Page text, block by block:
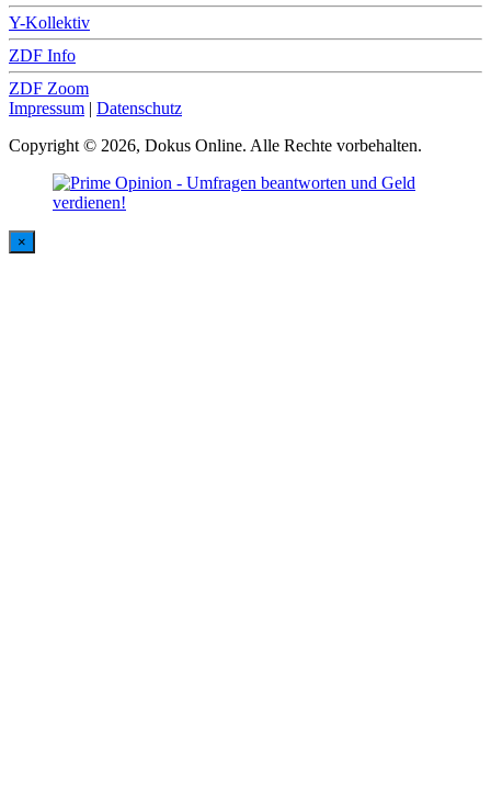
Y-Kollektiv
ZDF Info
ZDF Zoom
Impressum | Datenschutz
Copyright © 2026, Dokus Online. Alle Rechte vorbehalten.
×